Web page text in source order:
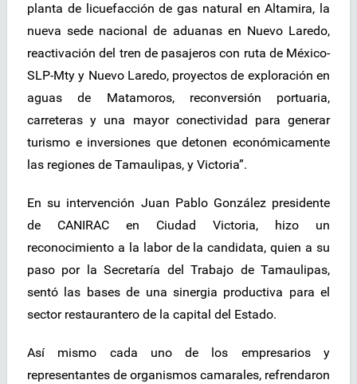
planta de licuefacción de gas natural en Altamira, la
nueva sede nacional de aduanas en Nuevo Laredo,
reactivación del tren de pasajeros con ruta de México-
SLP-Mty y Nuevo Laredo, proyectos de exploración en
aguas de Matamoros, reconversión portuaria,
carreteras y una mayor conectividad para generar
turismo e inversiones que detonen económicamente
las regiones de Tamaulipas, y Victoria”.
En su intervención Juan Pablo González presidente
de CANIRAC en Ciudad Victoria, hizo un
reconocimiento a la labor de la candidata, quien a su
paso por la Secretaría del Trabajo de Tamaulipas,
sentó las bases de una sinergia productiva para el
sector restaurantero de la capital del Estado.
Así mismo cada uno de los empresarios y
representantes de organismos camarales, refrendaron